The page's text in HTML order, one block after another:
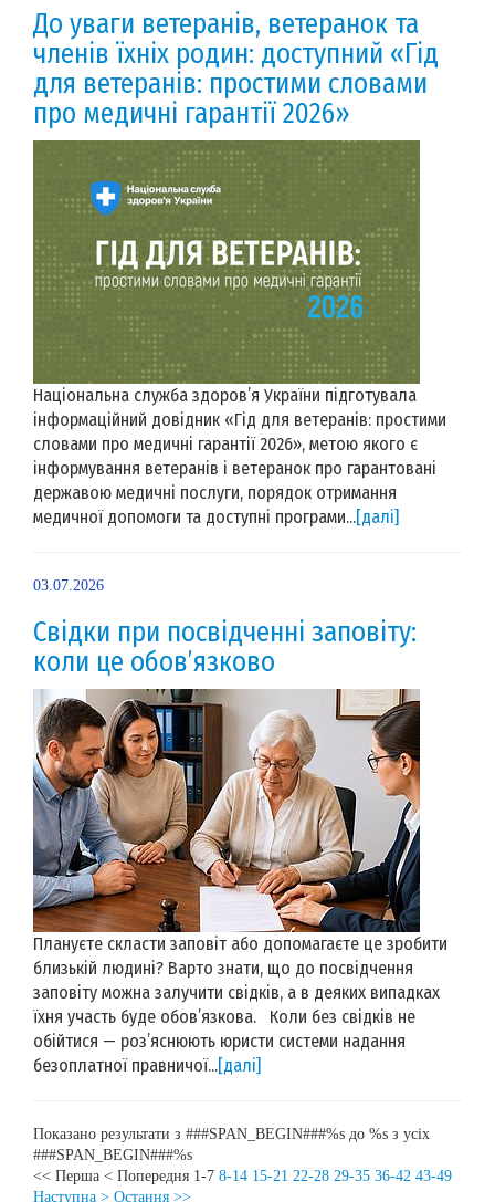
До уваги ветеранів, ветеранок та
членів їхніх родин: доступний «Гід
для ветеранів: простими словами
про медичні гарантії 2026»
Національна служба здоров’я України підготувала
інформаційний довідник «Гід для ветеранів: простими
словами про медичні гарантії 2026», метою якого є
інформування ветеранів і ветеранок про гарантовані
державою медичні послуги, порядок отримання
медичної допомоги та доступні програми...[далі]
03.07.2026
Свідки при посвідченні заповіту:
коли це обов’язково
Плануєте скласти заповіт або допомагаєте це зробити
близькій людині? Варто знати, що до посвідчення
заповіту можна залучити свідків, а в деяких випадках
їхня участь буде обов’язкова. Коли без свідків не
обійтися — роз’яснюють юристи системи надання
безоплатної правничої...[далі]
Показано результати з ###SPAN_BEGIN###%s до %s з усіх
###SPAN_BEGIN###%s
<< Перша < Попередня 1-7 8-14 15-21 22-28 29-35 36-42 43-49
Наступна > Остання >>